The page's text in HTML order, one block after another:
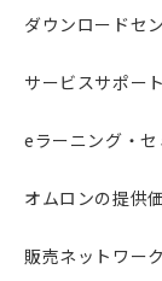
ダウンロードセ
サービスサポート
eラーニング・セ
オムロンの提供
販売ネットワーク